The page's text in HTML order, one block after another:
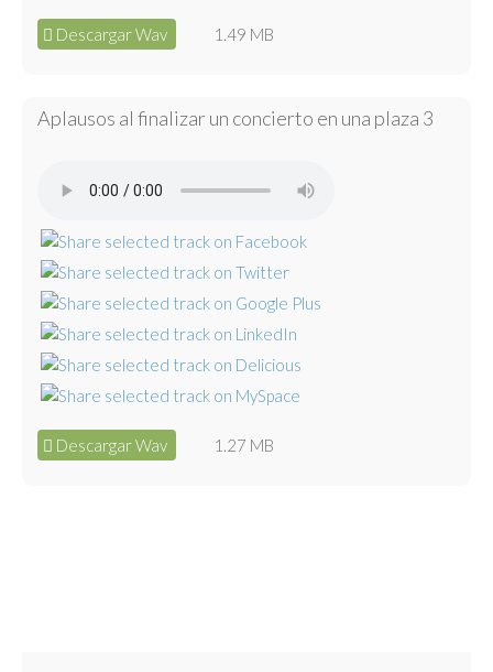
Descargar Wav 1.49 MB
Aplausos al finalizar un concierto en una plaza 3
Descargar Wav 1.27 MB